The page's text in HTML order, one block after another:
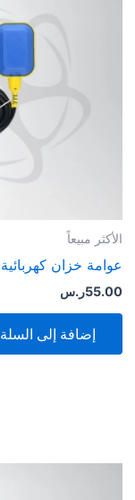
الأكثر مبيعاً
عوامة خزان كهربائية 3 متر HANZT
55.00ر.س
إضافة إلى السلة